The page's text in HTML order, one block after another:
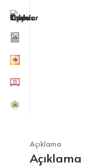
Açıklama
Açıklama